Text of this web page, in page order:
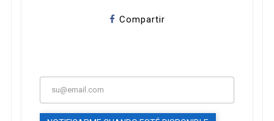
Compartir